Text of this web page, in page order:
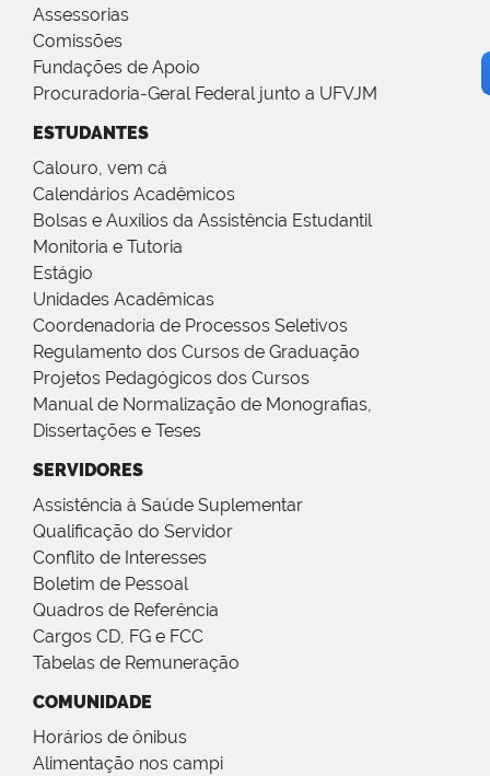
Assessorias
Comissões
Fundações de Apoio
Procuradoria-Geral Federal junto a UFVJM
ESTUDANTES
Calouro, vem cá
Calendários Acadêmicos
Bolsas e Auxílios da Assistência Estudantil
Monitoria e Tutoria
Estágio
Unidades Acadêmicas
Coordenadoria de Processos Seletivos
Regulamento dos Cursos de Graduação
Projetos Pedagógicos dos Cursos
Manual de Normalização de Monografias,
Dissertações e Teses
SERVIDORES
Assistência à Saúde Suplementar
Qualificação do Servidor
Conflito de Interesses
Boletim de Pessoal
Quadros de Referência
Cargos CD, FG e FCC
Tabelas de Remuneração
COMUNIDADE
Horários de ônibus
Alimentação nos campi